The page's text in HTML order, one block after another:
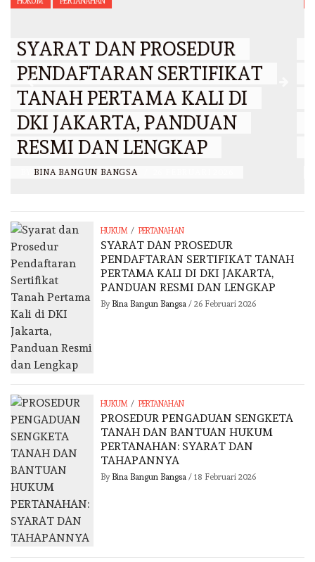
PROSEDUR PENGADUAN
SENGKETA TANAH DAN
BANTUAN HUKUM
PERTANAHAN: SYARAT DAN
TAHAPANNYA
BY BINA BANGUN BANGSA
HUKUM / PERTANAHAN
SYARAT DAN PROSEDUR
PENDAFTARAN SERTIFIKAT TANAH
PERTAMA KALI DI DKI JAKARTA,
PANDUAN RESMI DAN LENGKAP
By Bina Bangun Bangsa/ 26 Februari 2026
HUKUM / PERTANAHAN
PROSEDUR PENGADUAN SENGKETA
TANAH DAN BANTUAN HUKUM
PERTANAHAN: SYARAT DAN
TAHAPANNYA
By Bina Bangun Bangsa/ 18 Februari 2026